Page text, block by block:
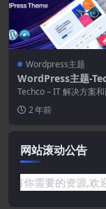
Wordpress主题
WordPress主题-
0.2–IT解决方案和
Press主题
Techco – IT 解决方案
Press 提供专为 IT 服务...
2 年前
网站滚动公告
要的资源,欢迎提交